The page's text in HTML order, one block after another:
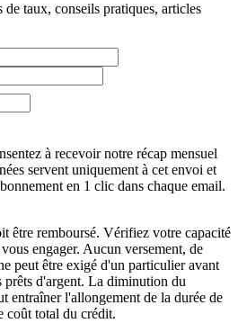
de taux, conseils pratiques, articles
à recevoir notre récap mensuel
servent uniquement à cet envoi et
en 1 clic dans chaque email.
être remboursé. Vérifiez votre capacité
engager. Aucun versement, de
peut être exigé d'un particulier avant
d'argent. La diminution du
entraîner l'allongement de la durée de
coût total du crédit.